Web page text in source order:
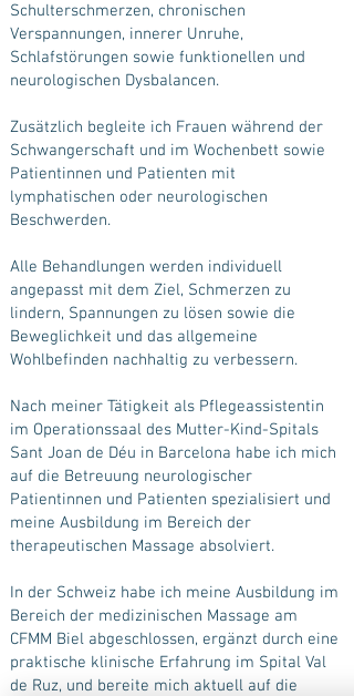
Schulterschmerzen, chronischen
Verspannungen, innerer Unruhe,
Schlafstörungen sowie funktionellen und
neurologischen Dysbalancen.
Zusätzlich begleite ich Frauen während der
Schwangerschaft und im Wochenbett sowie
Patientinnen und Patienten mit
lymphatischen oder neurologischen
Beschwerden.
Alle Behandlungen werden individuell
angepasst mit dem Ziel, Schmerzen zu
lindern, Spannungen zu lösen sowie die
Beweglichkeit und das allgemeine
Wohlbefinden nachhaltig zu verbessern.
Nach meiner Tätigkeit als Pflegeassistentin
im Operationssaal des Mutter-Kind-Spitals
Sant Joan de Déu in Barcelona habe ich mich
auf die Betreuung neurologischer
Patientinnen und Patienten spezialisiert und
meine Ausbildung im Bereich der
therapeutischen Massage absolviert.
In der Schweiz habe ich meine Ausbildung im
Bereich der medizinischen Massage am
CFMM Biel abgeschlossen, ergänzt durch eine
praktische klinische Erfahrung im Spital Val
de Ruz, und bereite mich aktuell auf die